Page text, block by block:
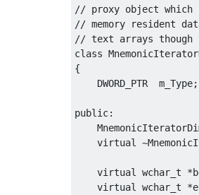
// proxy object which
// memory resident
// text arrays though
class
{
    DWORD_PTR  m_Type
;
public:
virtual
~
virtual wchar_t *
virtual
wchar_t *